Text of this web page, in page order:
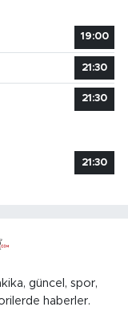
19:00
21:30
21:30
21:30
güncel, spor,
haberler.